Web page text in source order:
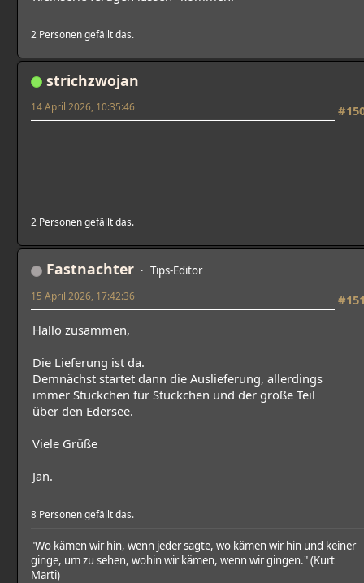
2 Personen gefällt das.
strichzwojan
14 April 2026, 10:35:46
2 Personen gefällt das.
Fastnachter Tips-Editor
15 April 2026, 17:42:36
Hallo zusammen,
Die Lieferung ist da.
Demnächst startet dann die Auslieferung, allerdings
immer Stückchen für Stückchen und der große Teil
über den Edersee.
Viele Grüße
Jan.
8 Personen gefällt das.
"Wo kämen wir hin, wenn jeder sagte, wo kämen wir hin und keiner
ginge, um zu sehen, wohin wir kämen, wenn wir gingen." (Kurt
Marti)